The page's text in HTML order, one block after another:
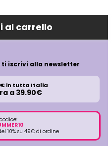
Estiwell
Euro Marbel
Euro Stil
Euromax
al carrello
ti iscrivi alla newsletter
in tutta Italia
a 39.90€
10% su 49€ di ordine